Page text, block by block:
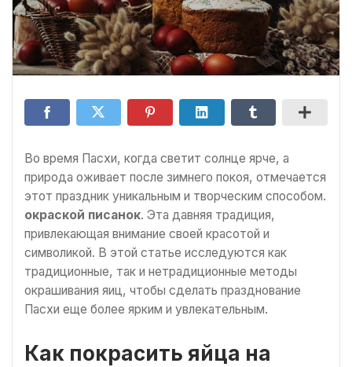
Во время Пасхи, когда светит солнце ярче, а
природа оживает после зимнего покоя, отмечается
этот праздник уникальным и творческим способом.
окраской писанок. Эта давняя традиция,
привлекающая внимание своей красотой и
символикой. В этой статье исследуются как
традиционные, так и нетрадиционные методы
окрашивания яиц, чтобы сделать празднование
Пасхи еще более ярким и увлекательным.
Как покрасить яйца на